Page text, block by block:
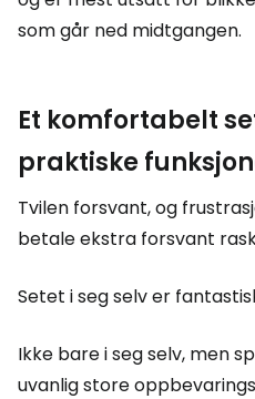
som går ned midtgangen.
Et komfortabelt
praktiske
Tvilen forsvant, og
betale ekstra forsvant
Setet i seg selv er
Ikke bare i seg selv, men
uvanlig store